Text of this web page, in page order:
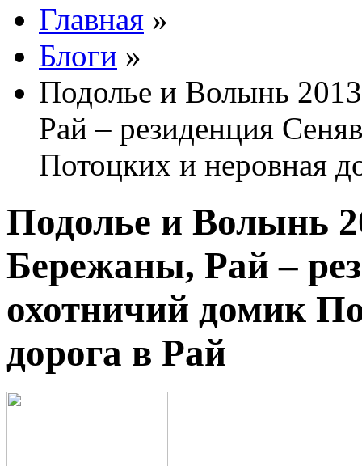
Главная »
Блоги »
Подолье и Волынь
Рай – резиденция
Потоцких и неровная
Подолье и Волынь
Бережаны, Рай –
охотничий домик
дорога в Рай